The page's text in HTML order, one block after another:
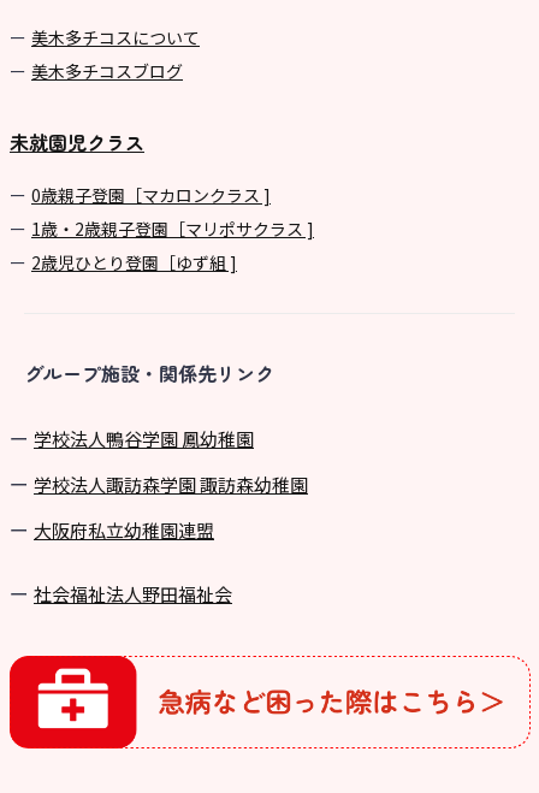
美⽊多チコスについて
美⽊多チコスブログ
未就園児クラス
0歳親子登園［マカロンクラス ]
1歳・2歳親子登園［マリポサクラス ]
2歳児ひとり登園［ゆず組 ]
グループ施設・関係先リンク
学校法⼈鴨⾕学園 鳳幼稚園
学校法⼈諏訪森学園 諏訪森幼稚園
⼤阪府私⽴幼稚園連盟
社会福祉法人野田福祉会